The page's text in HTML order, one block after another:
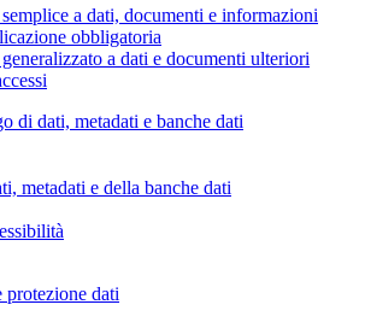
a dati, documenti e informazioni
obbligatoria
a dati e documenti ulteriori
di dati, metadati e banche dati
metadati e della banche dati
protezione dati